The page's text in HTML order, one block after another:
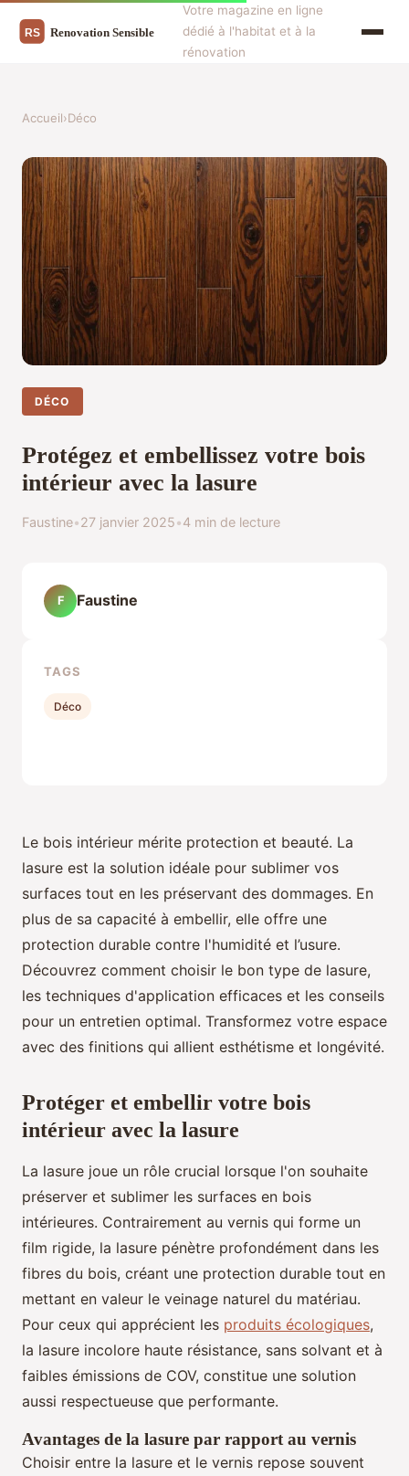
Votre magazine en ligne
dédié à l'habitat et à la
rénovation
Accueil›Déco
DÉCO
Protégez et embellissez votre bois
intérieur avec la lasure
Faustine•27 janvier 2025•4 min de lecture
Le bois intérieur mérite protection et beauté. La
lasure est la solution idéale pour sublimer vos
surfaces tout en les préservant des dommages. En
plus de sa capacité à embellir, elle offre une
protection durable contre l'humidité et l’usure.
Découvrez comment choisir le bon type de lasure,
les techniques d'application efficaces et les conseils
pour un entretien optimal. Transformez votre espace
avec des finitions qui allient esthétisme et longévité.
Protéger et embellir votre bois
intérieur avec la lasure
La lasure joue un rôle crucial lorsque l'on souhaite
préserver et sublimer les surfaces en bois
intérieures. Contrairement au vernis qui forme un
film rigide, la lasure pénètre profondément dans les
fibres du bois, créant une protection durable tout en
mettant en valeur le veinage naturel du matériau.
Pour ceux qui apprécient les produits écologiques,
la lasure incolore haute résistance, sans solvant et à
faibles émissions de COV, constitue une solution
aussi respectueuse que performante.
Avantages de la lasure par rapport au vernis
Choisir entre la lasure et le vernis repose souvent
F Faustine
TAGS
Déco